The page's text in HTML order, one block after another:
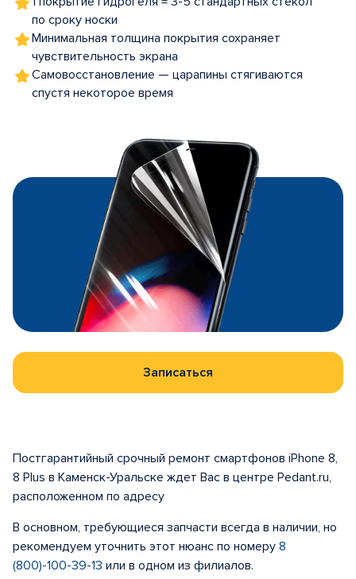
по сроку носки
Минимальная толщина покрытия сохраняет
чувствительность экрана
Самовосстановление — царапины стягиваются
спустя некоторое время
Записаться
Постгарантийный срочный ремонт смартфонов iPhone 8,
8 Plus в Каменск-Уральске ждет Вас в центре Pedant.ru,
расположенном по адресу
В основном, требующиеся запчасти всегда в наличии, но
рекомендуем уточнить этот нюанс по номеру 8
(800)-100-39-13 или в одном из филиалов.